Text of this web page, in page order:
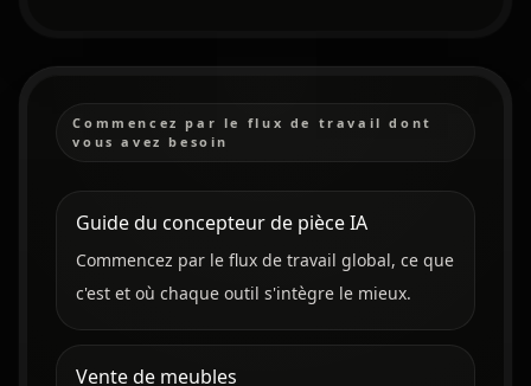
Commencez par le flux de travail dont
vous avez besoin
Guide du concepteur de pièce IA
Commencez par le flux de travail global, ce que
c'est et où chaque outil s'intègre le mieux.
Vente de meubles